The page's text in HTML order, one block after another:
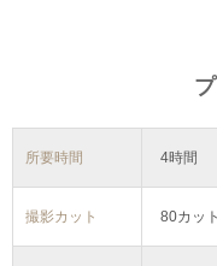
所要時間 4時間
撮影カット 80カッ